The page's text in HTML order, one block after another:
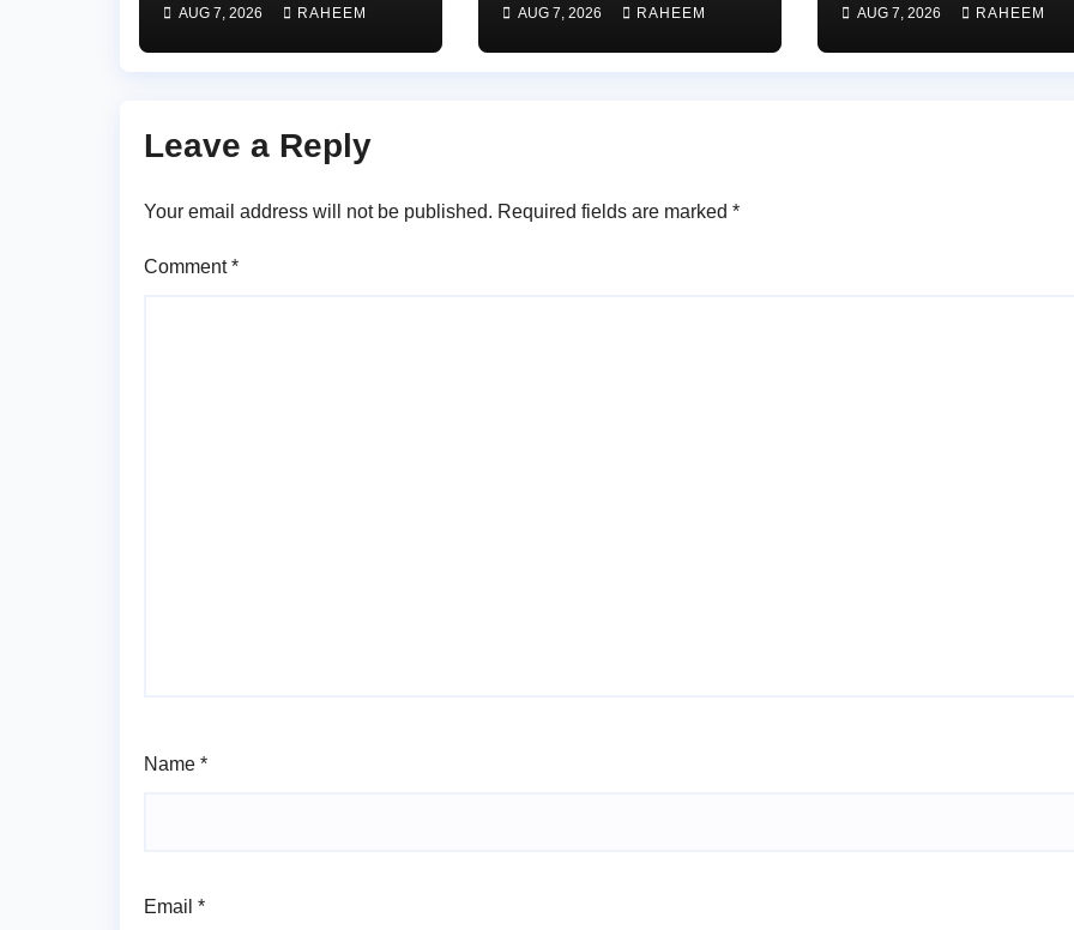
AUG 7, 2026 RAHEEM
జర్నలిస్టు సల్ల ఆశన్నకు
కన్నీటి వీడ్కోలు…
AUG 7, 2026 RAHEEM
నూతన కమిటీల
ఏర్పాటు
AUG 7, 2026 RAHEEM
Leave a Reply
Your email address will not be published. Required fields are marked *
Comment*
Name *
Email *